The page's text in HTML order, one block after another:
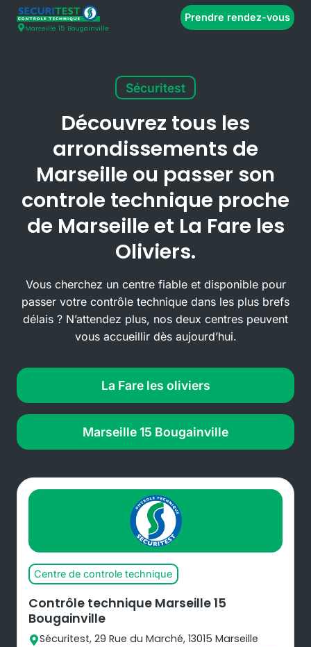
Marseille 15 Bougainville
Prendre rendez-vous
Sécuritest
Découvrez tous les
arrondissements de
Marseille ou passer son
controle technique proche
de Marseille et La Fare les
Oliviers.
Vous cherchez un centre fiable et disponible pour
passer votre contrôle technique dans les plus brefs
délais ? N’attendez plus, nos deux centres peuvent
vous accueillir dès aujourd’hui.
La Fare les oliviers
Marseille 15 Bougainville
Centre de controle technique
Contrôle technique Marseille 15
Bougainville
Sécuritest, 29 Rue du Marché, 13015 Marseille